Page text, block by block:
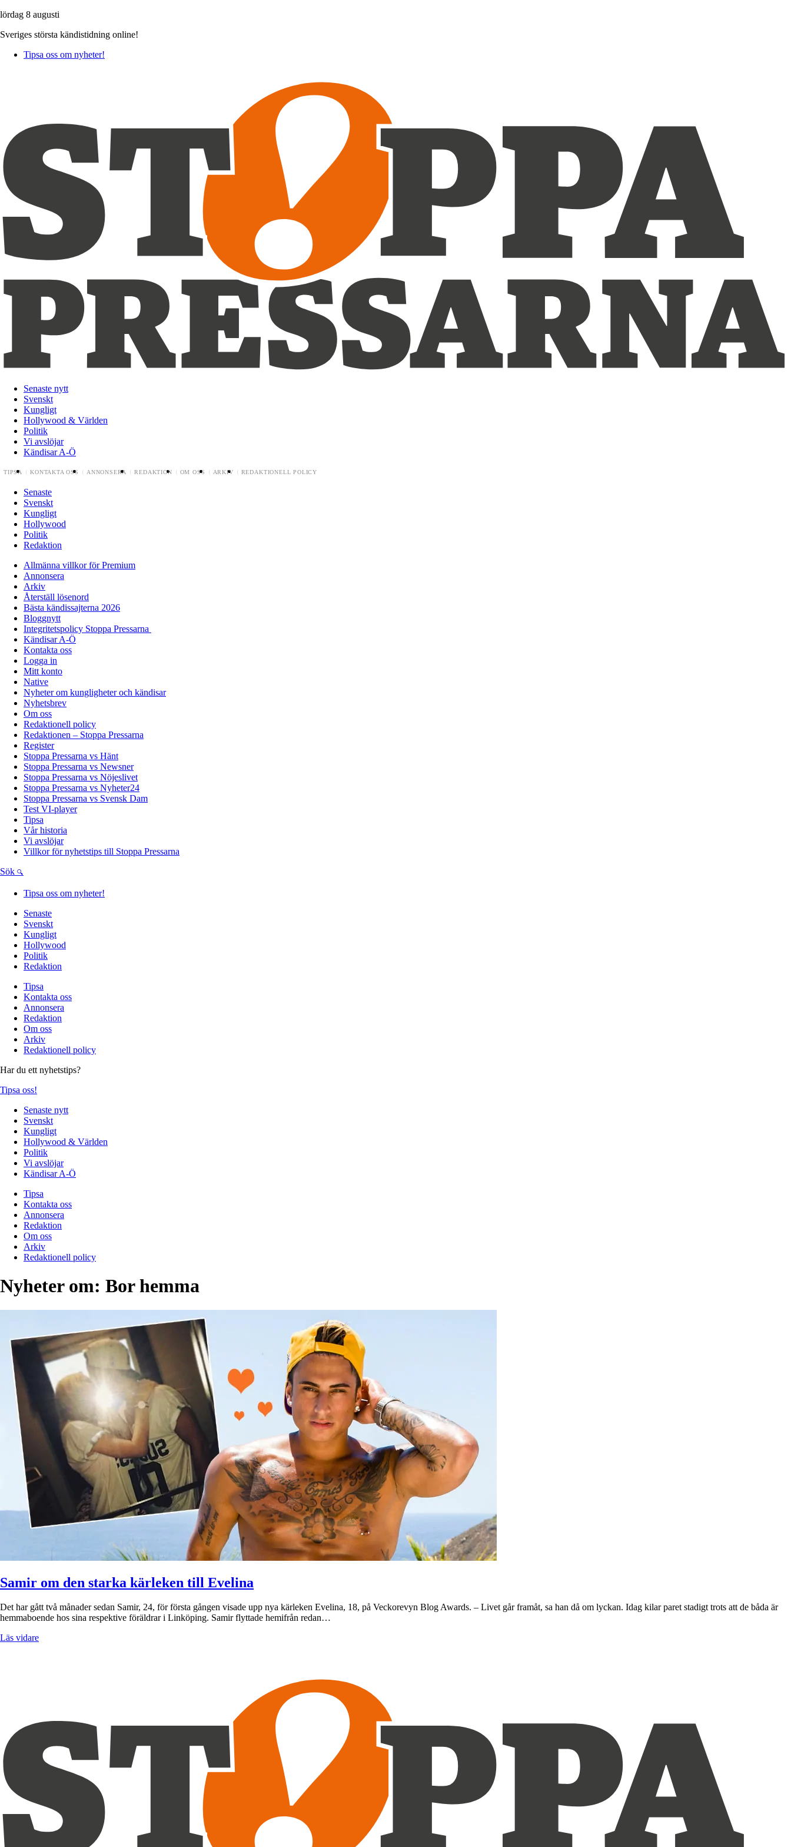
lördag 8 augusti
Sveriges största kändistidning online!
Tipsa oss om nyheter!
Senaste nytt
Svenskt
Kungligt
Hollywood & Världen
Politik
Vi avslöjar
Kändisar A-Ö
TIPSA KONTAKTA OSS ANNONSERA REDAKTION OM OSS ARKIV REDAKTIONELL POLICY
Senaste
Svenskt
Kungligt
Hollywood
Politik
Redaktion
Allmänna villkor för Premium
Annonsera
Arkiv
Återställ lösenord
Bästa kändissajterna 2026
Bloggnytt
Integritetspolicy Stoppa Pressarna
Kändisar A-Ö
Kontakta oss
Logga in
Mitt konto
Native
Nyheter om kungligheter och kändisar
Nyhetsbrev
Om oss
Redaktionell policy
Redaktionen – Stoppa Pressarna
Register
Stoppa Pressarna vs Hänt
Stoppa Pressarna vs Newsner
Stoppa Pressarna vs Nöjeslivet
Stoppa Pressarna vs Nyheter24
Stoppa Pressarna vs Svensk Dam
Test VI-player
Tipsa
Vår historia
Vi avslöjar
Villkor för nyhetstips till Stoppa Pressarna
Sök
Tipsa oss om nyheter!
Senaste
Svenskt
Kungligt
Hollywood
Politik
Redaktion
Tipsa
Kontakta oss
Annonsera
Redaktion
Om oss
Arkiv
Redaktionell policy
Har du ett nyhetstips?
Tipsa oss!
Senaste nytt
Svenskt
Kungligt
Hollywood & Världen
Politik
Vi avslöjar
Kändisar A-Ö
Tipsa
Kontakta oss
Annonsera
Redaktion
Om oss
Arkiv
Redaktionell policy
Nyheter om: Bor hemma
Samir om den starka kärleken till Evelina
Det har gått två månader sedan Samir, 24, för första gången visade upp nya kärleken Evelina, 18, på Veckorevyn Blog Awards. – Livet går framåt, sa han då om lyckan. Idag kilar paret stadigt trots att de båda är
hemmaboende hos sina respektive föräldrar i Linköping. Samir flyttade hemifrån redan…
Läs vidare